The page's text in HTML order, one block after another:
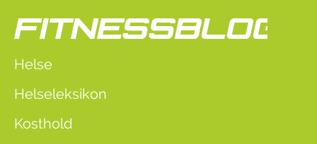
Helse
Helseleksikon
Kosthold